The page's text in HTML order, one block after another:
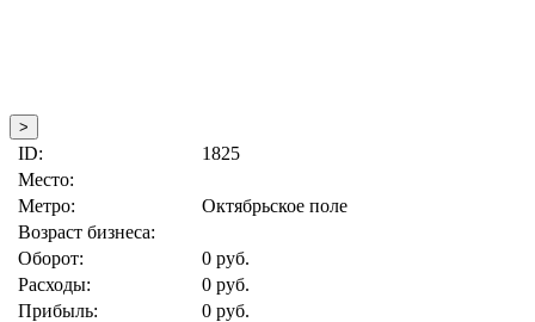
>
ID:
1825
Место:
Метро:
Октябрьское поле
Возраст бизнеса:
Оборот:
0 руб.
Расходы:
0 руб.
Прибыль:
0 руб.